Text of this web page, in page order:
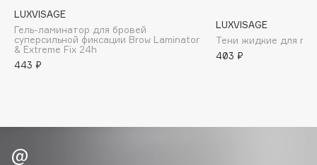
BORK
Brunello Cucinelli
Bvlgari
by TERRY
LUXVISAGE
Гель-ламинатор для бровей
суперсильной фиксации Brow Laminator
& Extreme Fix 24h
443 ₽
LUXVISAGE
Тени жидкие для
403 ₽